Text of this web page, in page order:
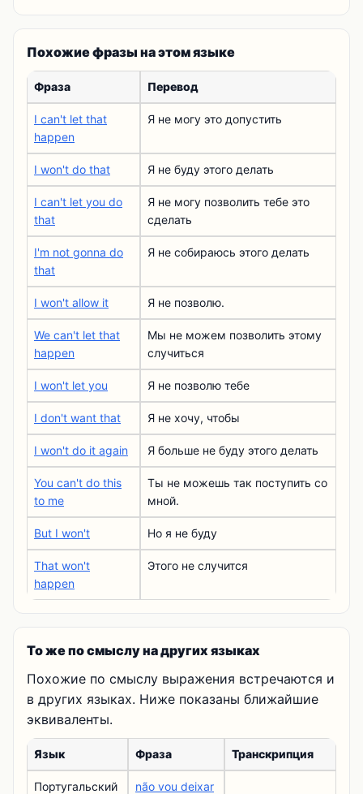
Похожие фразы на этом языке
Фраза Перевод
I can't let that
happen
Я не могу это допустить
I won't do that Я не буду этого делать
I can't let you do
that
Я не могу позволить тебе это
сделать
I'm not gonna do
that
Я не собираюсь этого делать
I won't allow it Я не позволю.
We can't let that
happen
Мы не можем позволить этому
случиться
I won't let you Я не позволю тебе
I don't want that Я не хочу, чтобы
I won't do it again Я больше не буду этого делать
You can't do this
to me
Ты не можешь так поступить со
мной.
But I won't Но я не буду
That won't
happen
Этого не случится
То же по смыслу на других языках
Похожие по смыслу выражения встречаются и
в других языках. Ниже показаны ближайшие
эквиваленты.
Язык Фраза Транскрипция
Португальский
não vou deixar